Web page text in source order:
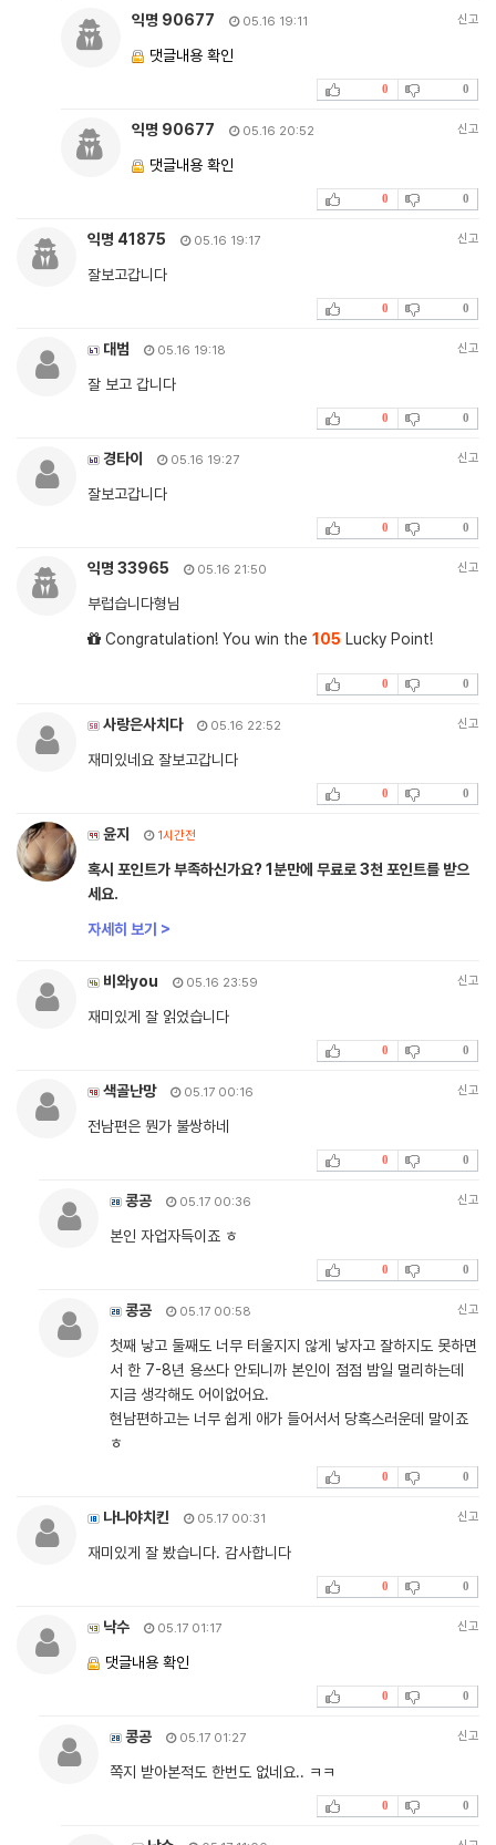
익명 90677 05.16 19:11 신고
댓글내용 확인
0 0
익명 90677 05.16 20:52 신고
댓글내용 확인
0 0
익명 41875 05.16 19:17 신고
잘보고갑니다
0 0
대범 05.16 19:18 신고
잘 보고 갑니다
0 0
경타이 05.16 19:27 신고
잘보고갑니다
0 0
익명 33965 05.16 21:50 신고
부럽습니다형님
Congratulation! You win the 105 Lucky Point!
0 0
사랑은사치다 05.16 22:52 신고
재미있네요 잘보고갑니다
0 0
윤지 1시간전
혹시 포인트가 부족하신가요? 1분만에 무료로 3천 포인트를 받으
세요.
자세히 보기 >
비와you 05.16 23:59 신고
재미있게 잘 읽었습니다
0 0
색골난망 05.17 00:16 신고
전남편은 뭔가 불쌍하네
0 0
콩공 05.17 00:36 신고
본인 자업자득이죠 ㅎ
0 0
콩공 05.17 00:58 신고
첫째 낳고 둘째도 너무 터울지지 않게 낳자고 잘하지도 못하면
서 한 7-8년 용쓰다 안되니까 본인이 점점 밤일 멀리하는데
지금 생각해도 어이없어요.
현남편하고는 너무 쉽게 애가 들어서서 당혹스러운데 말이죠
ㅎ
0 0
나나야치킨 05.17 00:31 신고
재미있게 잘 봤습니다. 감사합니다
0 0
낙수 05.17 01:17 신고
댓글내용 확인
0 0
콩공 05.17 01:27 신고
쪽지 받아본적도 한번도 없네요.. ㅋㅋ
0 0